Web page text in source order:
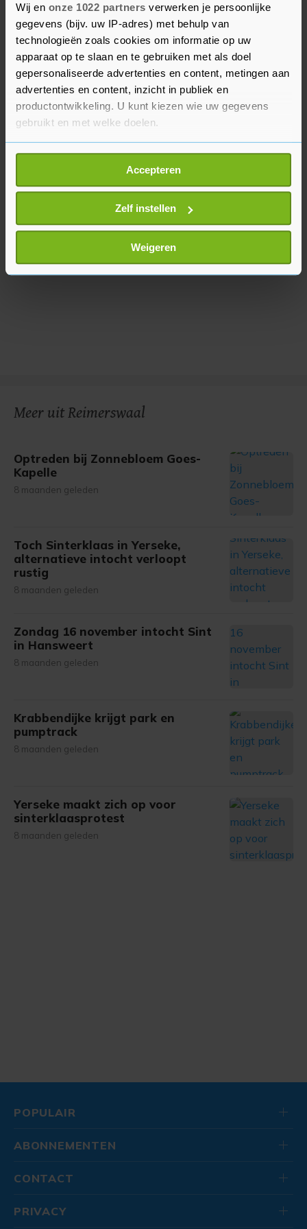
Wij en onze 1022 partners verwerken je persoonlijke
gegevens (bijv. uw IP-adres) met behulp van
technologieën zoals cookies om informatie op uw
apparaat op te slaan en te gebruiken met als doel
gepersonaliseerde advertenties en content, metingen aan
advertenties en content, inzicht in publiek en
productontwikkeling. U kunt kiezen wie uw gegevens
gebruikt en met welke doelen.
Als u het toestaat, willen we ook graag:
Informatie verzamelen over uw geografische
locatie, die tot een paar meter nauwkeurig kan zijn
Uw apparaat identificeren door het actief te
scannen op specifieke eigenschappen (fingerprinting)
Lees meer over hoe uw persoonlijke gegevens worden
verwerkt en stel uw voorkeuren in het
U kunt uw toestemming op elk moment wijzigen of
Accepteren
Zelf instellen
Weigeren
De burgemeesters roepen iedereen op bij signalen
over mogelijk onraad de politie te bellen. “Bel 112
als het spoed is en anders 0900-8844. U kunt ook
bellen naar Meld Misdaad Anoniem, via 0800–
7000.”
Meer uit Reimerswaal
Optreden bij Zonnebloem Goes-
Kapelle
8 maanden geleden
Toch Sinterklaas in Yerseke,
alternatieve intocht verloopt
rustig
8 maanden geleden
Zondag 16 november intocht Sint
in Hansweert
8 maanden geleden
Krabbendijke krijgt park en
pumptrack
8 maanden geleden
Yerseke maakt zich op voor
sinterklaasprotest
8 maanden geleden
POPULAIR
ABONNEMENTEN
CONTACT
PRIVACY